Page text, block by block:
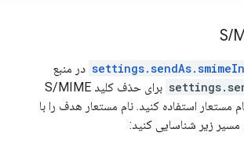
/
در منبع
برای حذف کلید S/MIME
استفاده کنید. نام مستعار هدف را با
مسیر زیر شناسایی کنید: